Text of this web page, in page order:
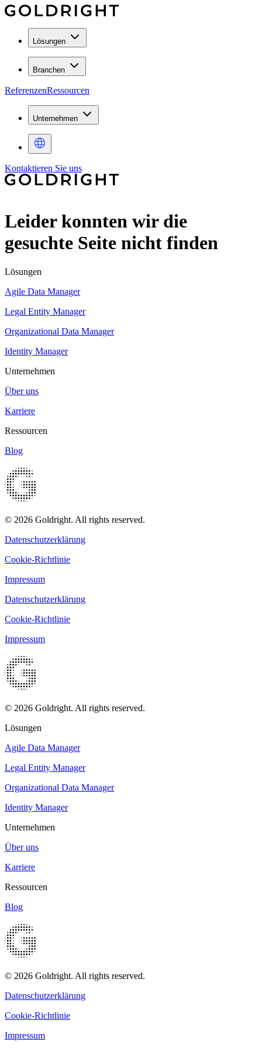
Lösungen
Branchen
ReferenzenRessourcen
Unternehmen
Kontaktieren Sie uns
Leider konnten wir die
gesuchte Seite nicht finden
Lösungen
Agile Data Manager
Legal Entity Manager
Organizational Data Manager
Identity Manager
Unternehmen
Über uns
Karriere
Ressourcen
Blog
© 2026 Goldright. All rights reserved.
Datenschutzerklärung
Cookie-Richtlinie
Impressum
Datenschutzerklärung
Cookie-Richtlinie
Impressum
© 2026 Goldright. All rights reserved.
Lösungen
Agile Data Manager
Legal Entity Manager
Organizational Data Manager
Identity Manager
Unternehmen
Über uns
Karriere
Ressourcen
Blog
© 2026 Goldright. All rights reserved.
Datenschutzerklärung
Cookie-Richtlinie
Impressum